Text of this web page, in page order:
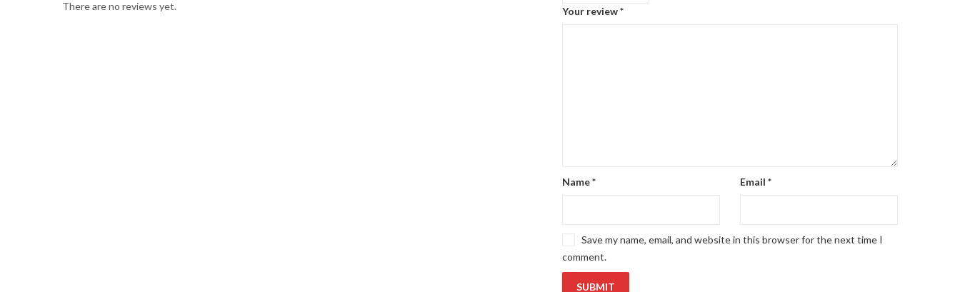
There are no reviews yet. Your review*
Name* Email *
Save my name, email, and website in this browser for the next time I
comment.